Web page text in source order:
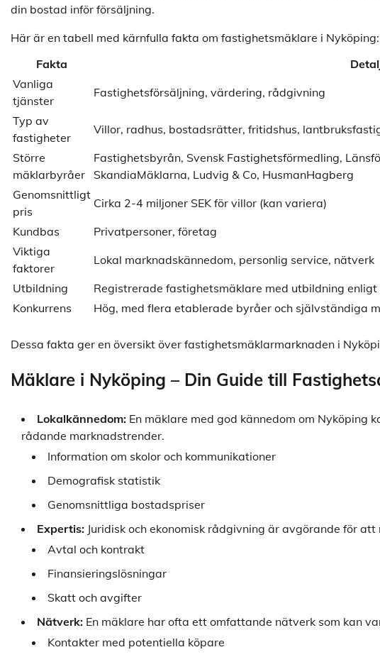
din bostad inför försäljning.
Här är en tabell med kärnfulla fakta om fastighetsmäklare i Nyköping:
Fakta
Vanliga
tjänster
Fastighetsförsäljning, värdering, rådgivning
Typ av
fastigheter
Villor, radhus, bostadsrätter, fritidshus,
Större
mäklarbyråer
Fastighetsbyrån, Svensk Fastighetsförmedling,
SkandiaMäklarna, Ludvig & Co, HusmanHagberg
Genomsnittligt
pris
Cirka 2-4 miljoner SEK för villor (kan variera)
Kundbas
Privatpersoner, företag
Viktiga
faktorer
Lokal marknadskännedom, personlig service, nätverk
Utbildning
Registrerade fastighetsmäklare med utbildning enligt
Konkurrens
Hög, med flera etablerade byråer och självständiga
Dessa fakta ger en översikt över fastighetsmäklarmarknaden i
Mäklare i Nyköping – Din Guide till
Lokalkännedom: En mäklare med god kännedom om Nyköping
rådande marknadstrender.
Information om skolor och kommunikationer
Demografisk statistik
Genomsnittliga bostadspriser
Expertis: Juridisk och ekonomisk rådgivning är avgörande för
Avtal och kontrakt
Finansieringslösningar
Skatt och avgifter
Nätverk: En mäklare har ofta ett omfattande nätverk som kan
Kontakter med potentiella köpare